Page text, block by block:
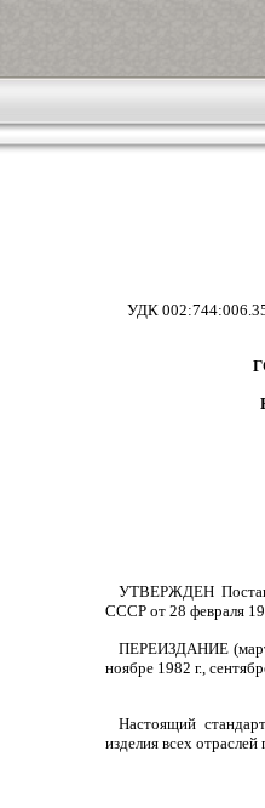
УДК
УТВЕРЖДЕН
СССР от 28 февраля
ПЕРЕИЗДАНИЕ (март
ноябре 1982 г.,
Настоящий
изделия всех